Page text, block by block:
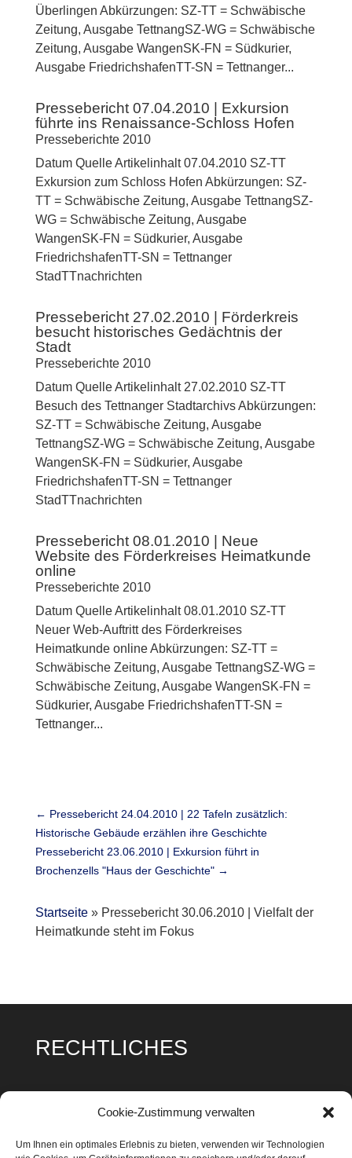
Cookie-Zustimmung verwalten
Um Ihnen ein optimales Erlebnis zu bieten, verwenden wir Technologien
Überlingen Abkürzungen: SZ-TT = Schwäbische
Zeitung, Ausgabe TettnangSZ-WG = Schwäbische
Zeitung, Ausgabe WangenSK-FN = Südkurier,
Ausgabe FriedrichshafenTT-SN = Tettnanger...
Pressebericht 07.04.2010 | Exkursion
führte ins Renaissance-Schloss Hofen
Presseberichte 2010
Datum Quelle Artikelinhalt 07.04.2010 SZ-TT
Exkursion zum Schloss Hofen Abkürzungen: SZ-
TT = Schwäbische Zeitung, Ausgabe TettnangSZ-
WG = Schwäbische Zeitung, Ausgabe
WangenSK-FN = Südkurier, Ausgabe
FriedrichshafenTT-SN = Tettnanger
StadTTnachrichten
Pressebericht 27.02.2010 | Förderkreis
besucht historisches Gedächtnis der
Stadt
Presseberichte 2010
Datum Quelle Artikelinhalt 27.02.2010 SZ-TT
Besuch des Tettnanger Stadtarchivs Abkürzungen:
SZ-TT = Schwäbische Zeitung, Ausgabe
TettnangSZ-WG = Schwäbische Zeitung, Ausgabe
WangenSK-FN = Südkurier, Ausgabe
FriedrichshafenTT-SN = Tettnanger
StadTTnachrichten
Pressebericht 08.01.2010 | Neue
Website des Förderkreises Heimatkunde
online
Presseberichte 2010
Datum Quelle Artikelinhalt 08.01.2010 SZ-TT
Neuer Web-Auftritt des Förderkreises
Heimatkunde online Abkürzungen: SZ-TT =
Schwäbische Zeitung, Ausgabe TettnangSZ-WG =
Schwäbische Zeitung, Ausgabe WangenSK-FN =
Südkurier, Ausgabe FriedrichshafenTT-SN =
Tettnanger...
← Pressebericht 24.04.2010 | 22 Tafeln zusätzlich:
Historische Gebäude erzählen ihre Geschichte
Pressebericht 23.06.2010 | Exkursion führt in
Brochenzells "Haus der Geschichte"→
Startseite» Pressebericht 30.06.2010 | Vielfalt der
Heimatkunde steht im Fokus
RECHTLICHES
Datenschutz